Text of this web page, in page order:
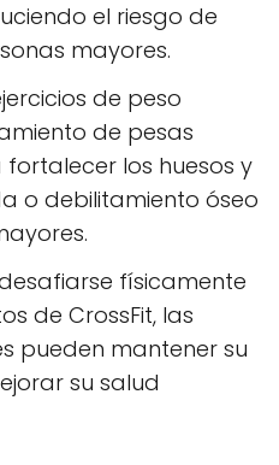
el riesgo de
mayores.
de peso
de pesas
los huesos y
o debilitamiento óseo
físicamente
de CrossFit, las
pueden mantener su
su salud